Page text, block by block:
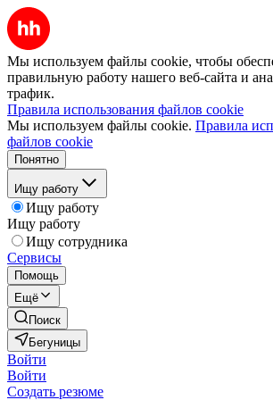
Мы используем файлы cookie, чтобы
правильную работу нашего веб-сайта и
трафик.
Правила использования файлов cookie
Мы используем файлы cookie. Правила
файлов cookie
Понятно
Ищу работу
Ищу работу
Ищу работу
Ищу сотрудника
Сервисы
Помощь
Ещё
Поиск
Бегуницы
Войти
Войти
Создать резюме